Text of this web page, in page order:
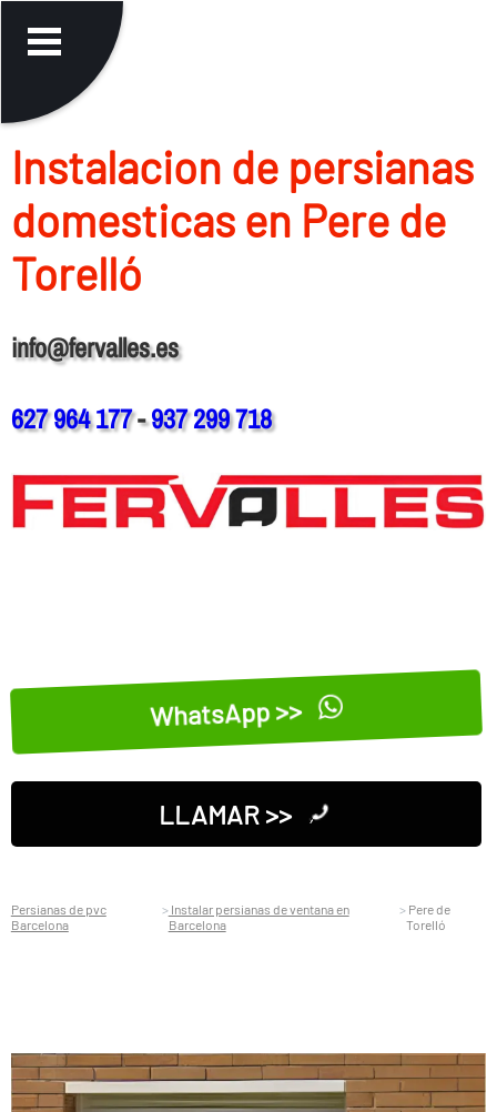
Instalacion de persianas
domesticas en Pere de
Torelló
info@fervalles.es
627 964 177-937 299 718
WhatsApp >>
LLAMAR >>
Persianas de pvc
Barcelona
Instalar persianas de ventana en
Barcelona
Pere de
Torelló